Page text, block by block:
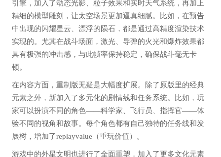
引擎，加入了动态光影、粒子效果和实时天气系统，再加上
精细的模型雕刻，让太空场景更加逼真细腻。比如，在预告
中出现的闪耀星云、漂浮的陨石，都是通过高精度渲染技术
实现的。尤其在战斗场面，激光、导弹的火光和爆炸效果都
具有极强的冲击感，与此帧率保持稳定，确保战斗毫无卡
顿。
在内容方面，重制版无疑是大幅度扩展。除了原版里的经典
元素之外，新加入了多元化的剧情线和任务系统。比如，玩
家可以扮演不同的角色——科学家、飞行员、指挥官——体
验不同的视角和故事。每个角色都有自己独特的任务线和发
展树，增加了replayvalue（重玩价值）。
游戏中的外星文明也进行了全面重塑，加入了更多文化元素